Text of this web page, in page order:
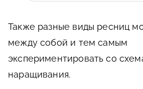
Также разные виды ресниц
между собой и тем самым
экспериментировать со
наращивания.